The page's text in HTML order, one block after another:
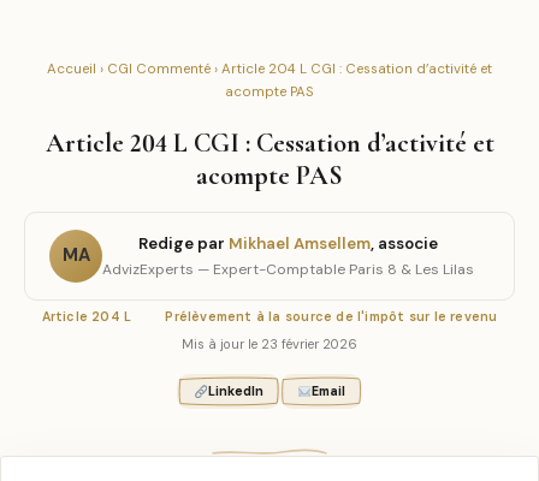
Accueil › CGI Commenté › Article 204 L CGI : Cessation d’activité et
acompte PAS
Article 204 L CGI : Cessation d’activité et
acompte PAS
MA
Redige par Mikhael Amsellem, associe
AdvizExperts — Expert-Comptable Paris 8 & Les Lilas
Article 204 L Prélèvement à la source de l'impôt sur le revenu
Mis à jour le 23 février 2026
LinkedIn Email